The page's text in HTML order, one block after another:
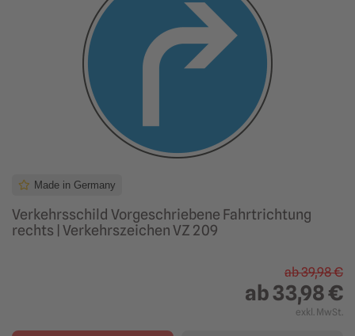
Made in Germany
Verkehrsschild Vorgeschriebene Fahrtrichtung
rechts | Verkehrszeichen VZ 209
ab39,98 €
ab33,98 €
exkl. MwSt.